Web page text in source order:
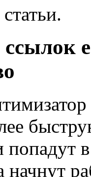
попадут
начнут